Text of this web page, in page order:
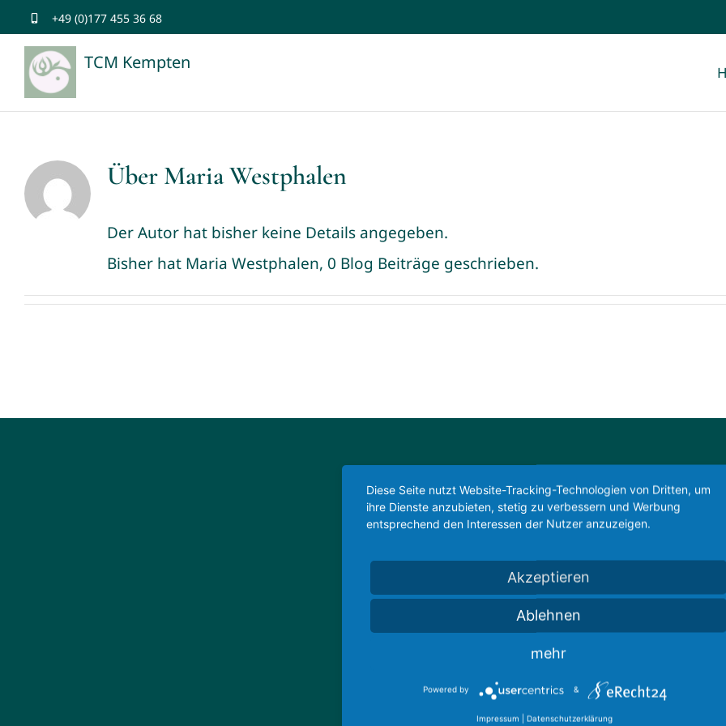
Zum
Inhalt
springen
+49 (0)177 455 36 68
TCM Kempten
Über Maria Westphalen
Der Autor hat bisher keine Details angegeben.
Bisher hat Maria Westphalen, 0 Blog Beiträge geschrieben.
Diese Seite nutzt Website-Tracking-Technologien von Dritten, um
ihre Dienste anzubieten, stetig zu verbessern und Werbung
entsprechend den Interessen der Nutzer anzuzeigen.
Akzeptieren
Ablehnen
mehr
Powered by &
Impressum | Datenschutzerklärung